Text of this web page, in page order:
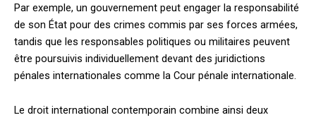
Par exemple, un gouvernement peut engager la responsabilité
de son État pour des crimes commis par ses forces armées,
tandis que les responsables politiques ou militaires peuvent
être poursuivis individuellement devant des juridictions
pénales internationales comme la Cour pénale internationale.
Le droit international contemporain combine ainsi deux